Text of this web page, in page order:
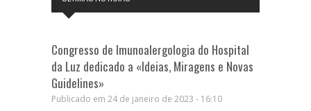
Congresso de Imunoalergologia do Hospital
da Luz dedicado a «Ideias, Miragens e Novas
Guidelines»
Publicado em 24 de janeiro de 2023 - 16:10